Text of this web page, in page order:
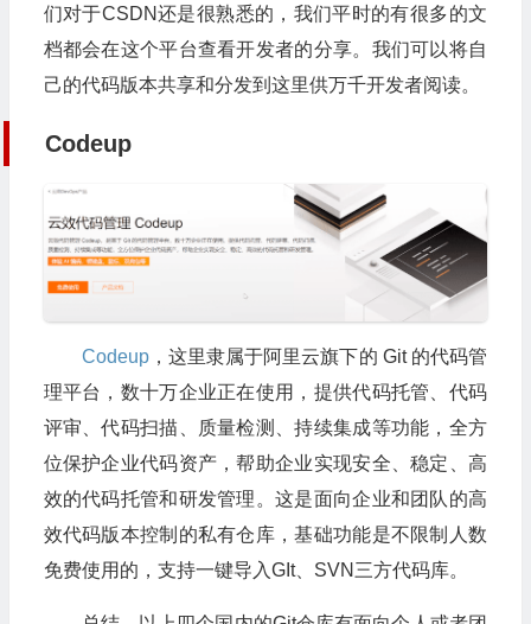
们对于CSDN还是很熟悉的，我们平时的有很多的文
档都会在这个平台查看开发者的分享。我们可以将自
己的代码版本共享和分发到这里供万千开发者阅读。
Codeup
Codeup，这里隶属于阿里云旗下的 Git 的代码管
理平台，数十万企业正在使用，提供代码托管、代码
评审、代码扫描、质量检测、持续集成等功能，全方
位保护企业代码资产，帮助企业实现安全、稳定、高
效的代码托管和研发管理。这是面向企业和团队的高
效代码版本控制的私有仓库，基础功能是不限制人数
免费使用的，支持一键导入GIt、SVN三方代码库。